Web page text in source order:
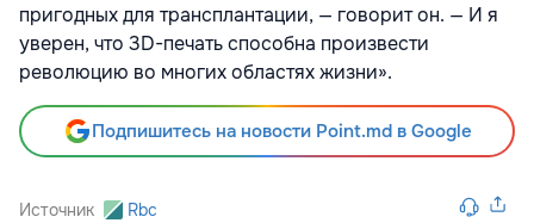
пригодных для трансплантации, — говорит он. — И я
уверен, что 3D-печать способна произвести
революцию во многих областях жизни».
Подпишитесь на новости Point.md в Google
Источник Rbc